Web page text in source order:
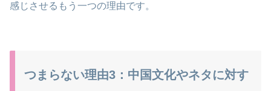
感じさせるもう一つの理由です。
つまらない理由3：中国文化やネタに対す